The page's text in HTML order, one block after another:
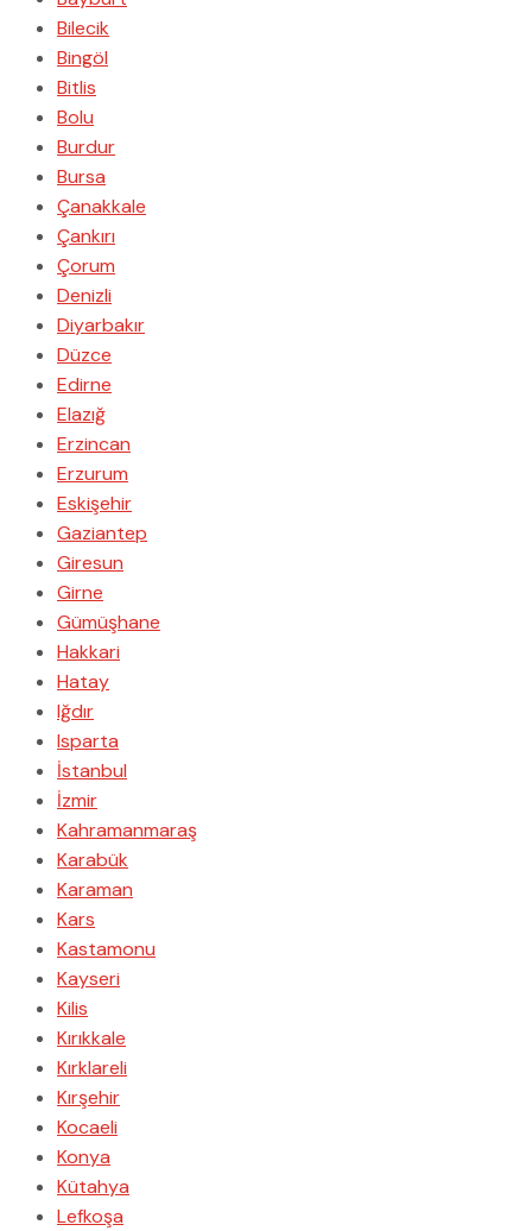
Bilecik
Bingöl
Bitlis
Bolu
Burdur
Bursa
Çanakkale
Çankırı
Çorum
Denizli
Diyarbakır
Düzce
Edirne
Elazığ
Erzincan
Erzurum
Eskişehir
Gaziantep
Giresun
Girne
Gümüşhane
Hakkari
Hatay
Iğdır
Isparta
İstanbul
İzmir
Kahramanmaraş
Karabük
Karaman
Kars
Kastamonu
Kayseri
Kilis
Kırıkkale
Kırklareli
Kırşehir
Kocaeli
Konya
Kütahya
Lefkoşa